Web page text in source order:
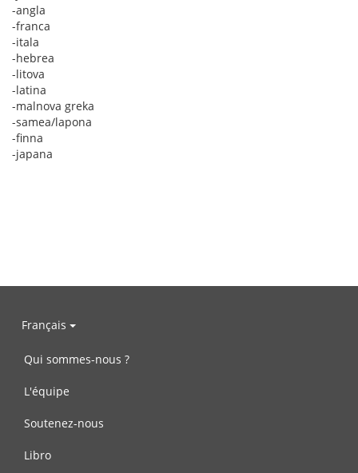
-angla
-franca
-itala
-hebrea
-litova
-latina
-malnova greka
-samea/lapona
-finna
-japana
Français
Qui sommes-nous ?
L'équipe
Soutenez-nous
Libro